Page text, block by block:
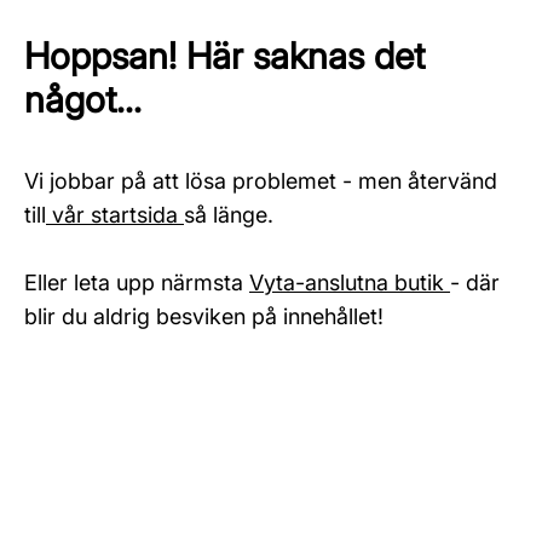
Hoppsan! Här saknas det
något...
Vi jobbar på att lösa problemet - men återvänd
till vår startsida så länge.
Eller leta upp närmsta Vyta-anslutna butik - där
blir du aldrig besviken på innehållet!